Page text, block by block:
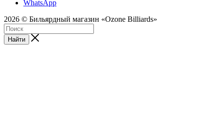
WhatsApp
2026 © Бильярдный магазин «Ozone Billiards»
Найти